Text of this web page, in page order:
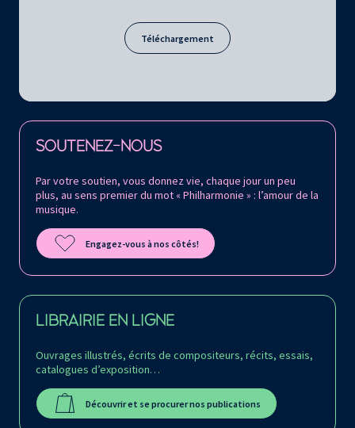
Téléchargement
SOUTENEZ-NOUS
Par votre soutien, vous donnez vie, chaque jour un peu
plus, au sens premier du mot « Philharmonie » : l’amour de la
musique.
Engagez-vous à nos côtés!
LIBRAIRIE EN LIGNE
Ouvrages illustrés, écrits de compositeurs, récits, essais,
catalogues d’exposition…
Découvrir et se procurer nos publications
Retrouvez la Philharmonie de Paris sur